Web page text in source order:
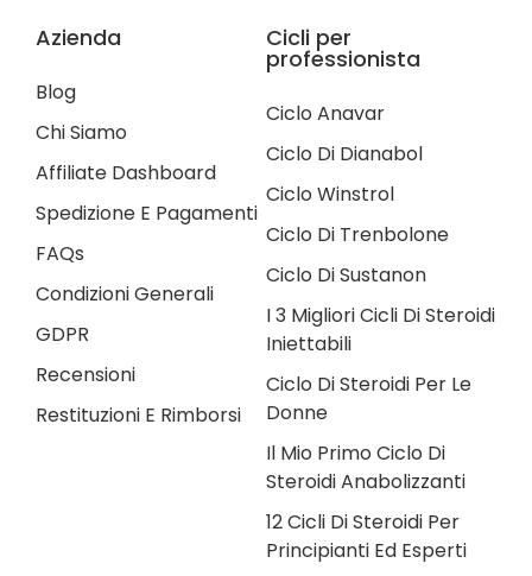
Azienda
Blog
Chi Siamo
Affiliate Dashboard
Spedizione E Pagamenti
FAQs
Condizioni Generali
GDPR
Recensioni
Restituzioni E Rimborsi
Cicli per
professionista
Ciclo Anavar
Ciclo Di Dianabol
Ciclo Winstrol
Ciclo Di Trenbolone
Ciclo Di Sustanon
I 3 Migliori Cicli Di Steroidi
Iniettabili
Ciclo Di Steroidi Per Le
Donne
Il Mio Primo Ciclo Di
Steroidi Anabolizzanti
12 Cicli Di Steroidi Per
Principianti Ed Esperti